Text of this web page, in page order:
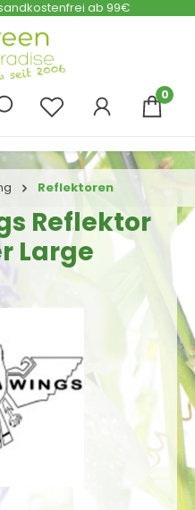
ab 99€
0
Reflektoren
Reflektor
Large